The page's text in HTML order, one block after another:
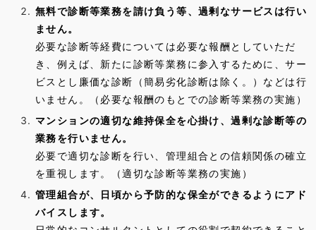
無料で診断等業務を請け負う等、過剰なサービスは行い
ません。
必要な診断等経費については必要な報酬としていただ
き、例えば、新たに診断等業務に参入するために、サー
ビスとし廉価な診断（簡易劣化診断は除く。）などは行
いません。（必要な報酬のもとでの診断等業務の実施）
マンションの適切な維持保全を心掛け、過剰な診断等の
業務を行いません。
必要で適切な診断を行い、管理組合との信頼関係の確立
を重視します。（適切な診断等業務の実施）
管理組合が、日頃から予防的な保全ができるようにアド
バイスします。